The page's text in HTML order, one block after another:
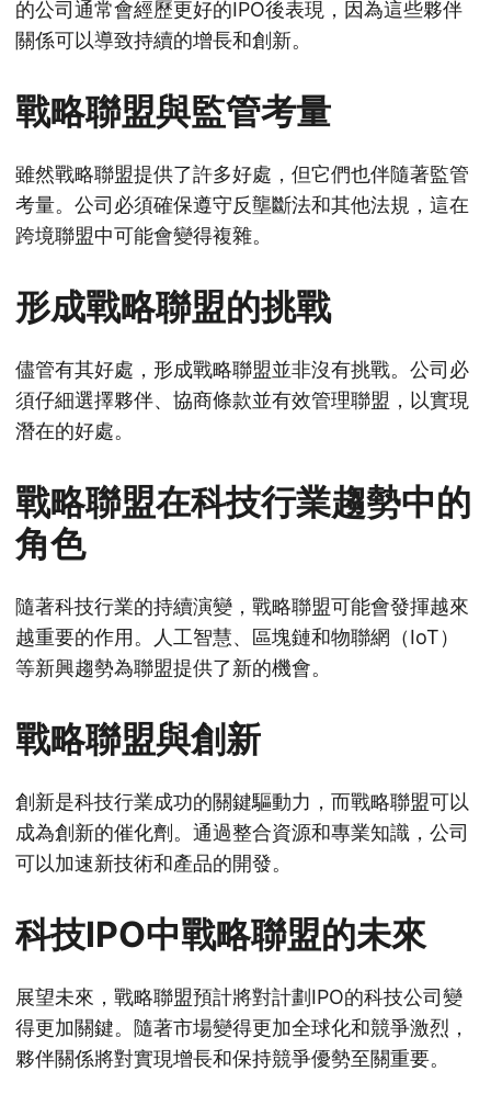
的公司通常會經歷更好的IPO後表現，因為這些夥伴
關係可以導致持續的增長和創新。
戰略聯盟與監管考量
雖然戰略聯盟提供了許多好處，但它們也伴隨著監管
考量。公司必須確保遵守反壟斷法和其他法規，這在
跨境聯盟中可能會變得複雜。
形成戰略聯盟的挑戰
儘管有其好處，形成戰略聯盟並非沒有挑戰。公司必
須仔細選擇夥伴、協商條款並有效管理聯盟，以實現
潛在的好處。
戰略聯盟在科技行業趨勢中的
角色
隨著科技行業的持續演變，戰略聯盟可能會發揮越來
越重要的作用。人工智慧、區塊鏈和物聯網（IoT）
等新興趨勢為聯盟提供了新的機會。
戰略聯盟與創新
創新是科技行業成功的關鍵驅動力，而戰略聯盟可以
成為創新的催化劑。通過整合資源和專業知識，公司
可以加速新技術和產品的開發。
科技IPO中戰略聯盟的未來
展望未來，戰略聯盟預計將對計劃IPO的科技公司變
得更加關鍵。隨著市場變得更加全球化和競爭激烈，
夥伴關係將對實現增長和保持競爭優勢至關重要。